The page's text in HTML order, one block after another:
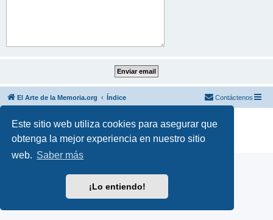
Este sitio web utiliza cookies para asegurar que
obtenga la mejor experiencia en nuestro sitio
web. Saber más
¡Lo entiendo!
El Arte de la Memoria.org Índice Contáctenos
Desarrollado por phpBB ® Forum Software © phpBB Limited
Traducción al español por
phpBB España
Privacidad|Condiciones